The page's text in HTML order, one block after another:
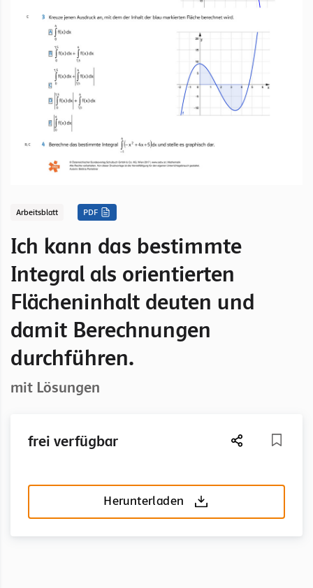
Arbeitsblatt PDF
Ich kann das bestimmte
Integral als orientierten
Flächeninhalt deuten und
damit Berechnungen
durchführen.
mit Lösungen
frei verfügbar
Herunterladen